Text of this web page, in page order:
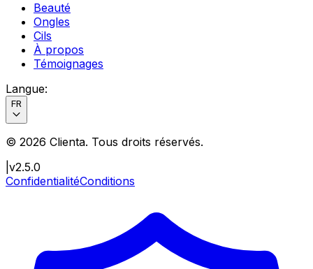
Beauté
Ongles
Cils
À propos
Témoignages
Langue:
FR
© 2026 Clienta. Tous droits réservés.
v2.5.0
ConfidentialitéConditions